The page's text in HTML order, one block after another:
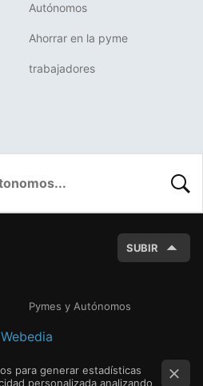
Autónomos
Ahorrar en la pyme
trabajadores
SUBIR
Pymes y Autónomos
para generar estadísticas
personalizada analizando